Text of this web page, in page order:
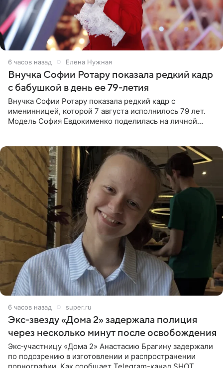
6 часов назад Елена Нужная
Внучка Софии Ротару показала редкий кадр
с бабушкой в день ее 79-летия
Внучка Софии Ротару показала редкий кадр с
именинницей, которой 7 августа исполнилось 79 лет.
Модель София Евдокименко поделилась на личной
6 часов назад super.ru
Экс‑звезду «Дома 2» задержала полиция
через несколько минут после освобождения
Экс‑участницу «Дома 2» Анастасию Брагину задержали
по подозрению в изготовлении и распространении
порнографии. Как сообщает Telegram-канал SHOT,